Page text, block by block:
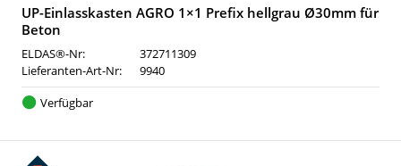
UP-Einlasskasten AGRO 1×1 Prefix hellgrau Ø30mm für
Beton
ELDAS®-Nr:
372711309
Lieferanten-Art-Nr:
9940
Verfügbar